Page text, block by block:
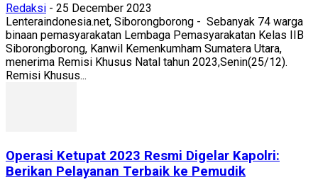
Redaksi - 25 December 2023
Lenteraindonesia.net, Siborongborong - Sebanyak 74 warga
binaan pemasyarakatan Lembaga Pemasyarakatan Kelas IIB
Siborongborong, Kanwil Kemenkumham Sumatera Utara,
menerima Remisi Khusus Natal tahun 2023,Senin(25/12).
Remisi Khusus...
Operasi Ketupat 2023 Resmi Digelar Kapolri:
Berikan Pelayanan Terbaik ke Pemudik